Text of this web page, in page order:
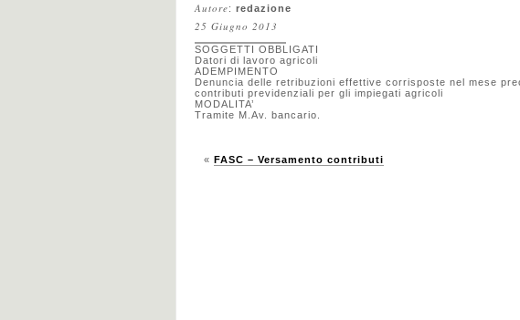
Autore: redazione
25 Giugno 2013
SOGGETTI OBBLIGATI
Datori di lavoro agricoli
ADEMPIMENTO
Denuncia delle retribuzioni effettive corrisposte nel mese
contributi previdenziali per gli impiegati agricoli
MODALITA’
Tramite M.Av. bancario.
« FASC – Versamento contributi